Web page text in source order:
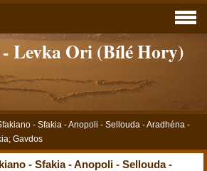
Levka Ori (Bílé Hory)
- Sfakia - Anopoli - Sellouda - Aradhéna -
Gavdos
- Sfakia - Anopoli - Sellouda -